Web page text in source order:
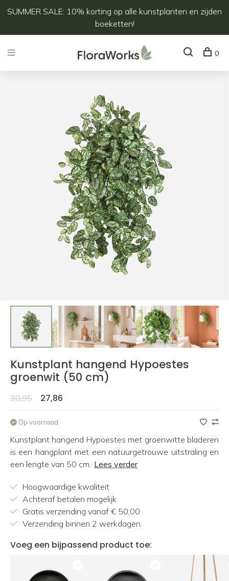
SUMMER SALE: 10% korting op alle kunstplanten en zijden
boeketten!
0
Kunstplant hangend Hypoestes
groenwit (50 cm)
30,95 27,86
Op voorraad
Kunstplant hangend Hypoestes met groenwitte bladeren
is een hangplant met een natuurgetrouwe uitstraling en
een lengte van 50 cm. Lees verder
Hoogwaardige kwaliteit
Achteraf betalen mogelijk
Gratis verzending vanaf € 50,00
Verzending binnen 2 werkdagen
Voeg een bijpassend product toe: